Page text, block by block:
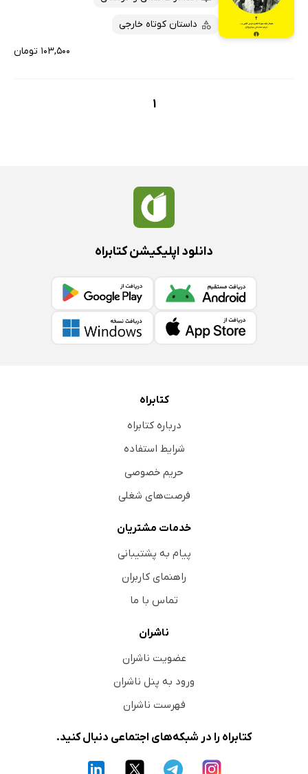
داستان کوتاه خارجی
۱۰۳,۵۰۰ تومان
1
دانلود اپلیکیشن کتابراه
کتابراه
درباره کتابراه
شرایط استفاده
حریم خصوصی
فرصت‌های شغلی
خدمات مشتریان
پیام به پشتیبانی
راهنمای کاربران
تماس با ما
ناشران
عضویت ناشران
ورود به پنل ناشران
فهرست ناشران
کتابراه را در شبکه‌های اجتماعی دنبال کنید.